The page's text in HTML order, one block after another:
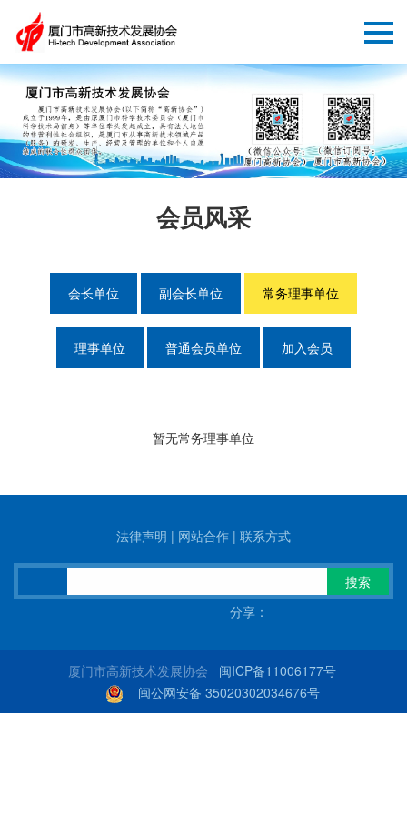
会员风采
会长单位 副会长单位 常务理事单位
理事单位 普通会员单位 加入会员
暂无常务理事单位
法律声明 | 网站合作 | 联系方式
搜索
分享：
厦门市高新技术发展协会 闽ICP备11006177号
闽公网安备 35020302034676号